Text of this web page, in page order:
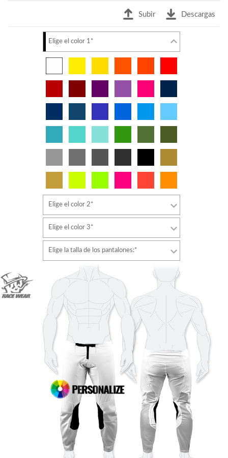
Subir Descargas
Elige el color 1*
Elige el color 2*
Elige el color 3*
Elige la talla de los pantalones:*